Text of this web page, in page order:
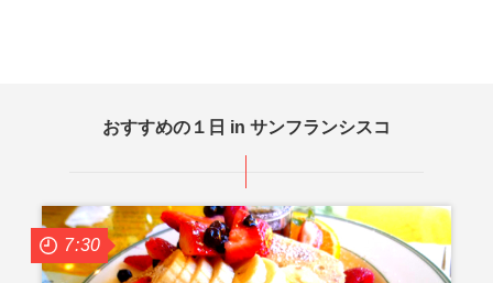
おすすめの１日 in サンフランシスコ
7:30